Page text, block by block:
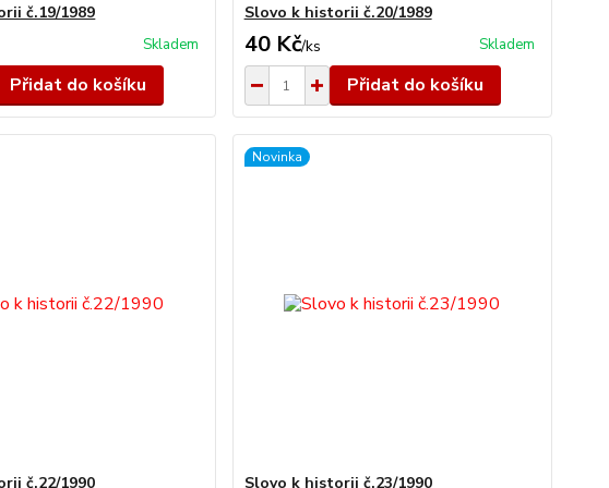
č.19/1989
Skladem
Přidat do košíku
Slovo k historii č.20/1989
40 Kč/ks Skladem
Přidat do košíku
č.22/1990
Novinka
Slovo k historii č.23/1990